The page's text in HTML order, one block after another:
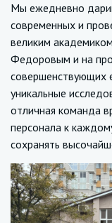
Мы ежедневно
современных и
великим
Федоровым и на
совершенствующих
уникальные
отличная команда
персонала к
сохранять